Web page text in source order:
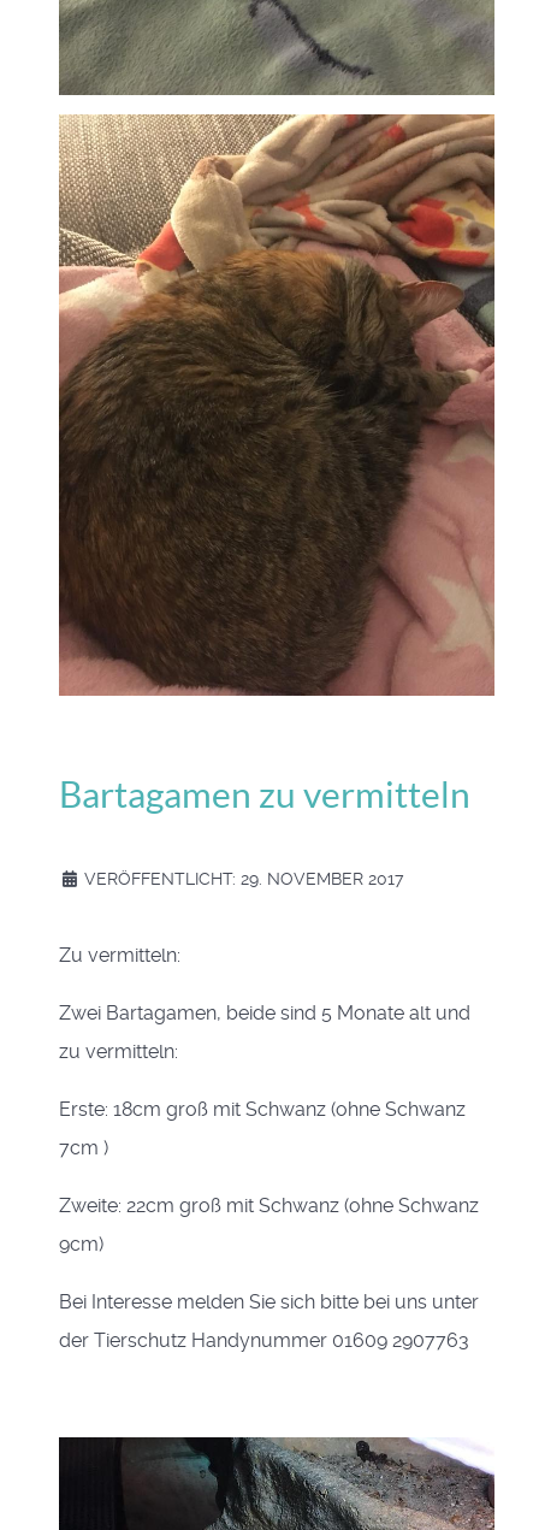
Bartagamen zu vermitteln
VERÖFFENTLICHT: 29. NOVEMBER 2017
Zu vermitteln:
Zwei Bartagamen, beide sind 5 Monate alt und
zu vermitteln:
Erste: 18cm groß mit Schwanz (ohne Schwanz
7cm )
Zweite: 22cm groß mit Schwanz (ohne Schwanz
9cm)
Bei Interesse melden Sie sich bitte bei uns unter
der Tierschutz Handynummer 01609 2907763